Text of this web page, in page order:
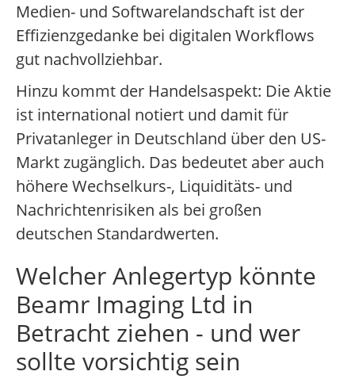
Medien- und Softwarelandschaft ist der
Effizienzgedanke bei digitalen Workflows
gut nachvollziehbar.
Hinzu kommt der Handelsaspekt: Die Aktie
ist international notiert und damit für
Privatanleger in Deutschland über den US-
Markt zugänglich. Das bedeutet aber auch
höhere Wechselkurs-, Liquiditäts- und
Nachrichtenrisiken als bei großen
deutschen Standardwerten.
Welcher Anlegertyp könnte
Beamr Imaging Ltd in
Betracht ziehen - und wer
sollte vorsichtig sein